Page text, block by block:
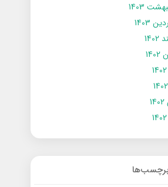
1403
1403